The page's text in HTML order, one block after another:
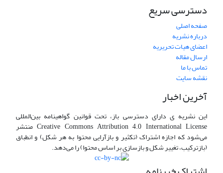
دسترسی سریع
صفحه اصلی
درباره نشریه
اعضای هیات تحریریه
ارسال مقاله
تماس با ما
نقشه سایت
آخرین اخبار
این نشریه ی دارای دسترسی باز، تحت قوانین گواهینامه بین‌المللی
Creative Commons Attribution 4.0 International License منتشر
می‌شود که اجازه اشتراک (تکثیر و بازآرایی محتوا به هر شکل) و انطباق
(بازترکیب، تغییر شکل و بازسازی بر اساس محتوا) را می‌دهد.